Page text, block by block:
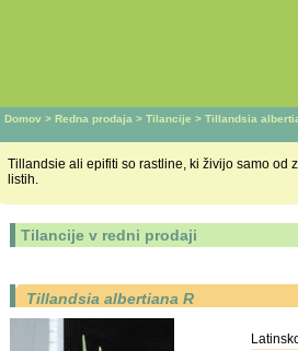
Domov > Redna prodaja > Tilancije > Tillandsia
Tillandsie ali epifiti so rastline, ki živijo samo od
listih.
Tilancije v redni prodaji
Tillandsia albertiana R